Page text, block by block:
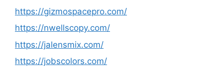
https://gizmospacepro.com/
https://nwellscopy.com/
https://jalensmix.com/
https://jobscolors.com/